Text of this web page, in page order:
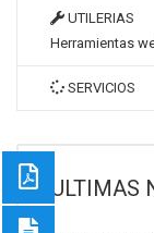
UTILERIAS
Herramientas
SERVICIOS
ULTIMAS